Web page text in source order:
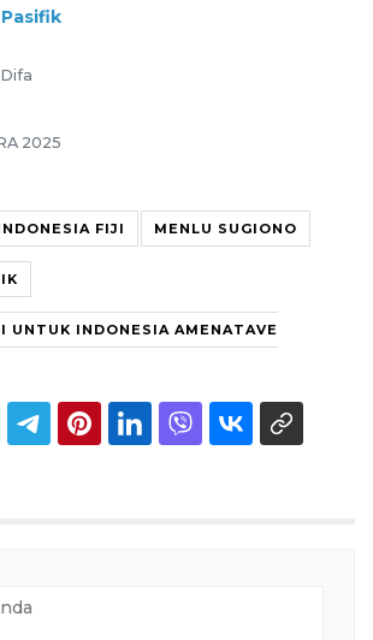
2025
FIJI MENLU SUGIONO
UNTUK INDONESIA AMENATAVE